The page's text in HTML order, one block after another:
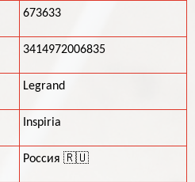
673633
3414972006835
Legrand
Inspiria
Россия 🇷🇺